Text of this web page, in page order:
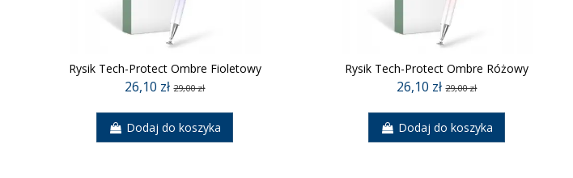
Rysik Tech-Protect Ombre Fioletowy
26,10 zł29,00 zł
Dodaj do koszyka
Rysik Tech-Protect Ombre Różowy
26,10 zł29,00 zł
Dodaj do koszyka